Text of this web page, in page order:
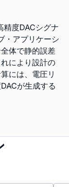
度DACシグナ
・アプリケーシ
体で静的誤差
により設計の
には、電圧リ
が生成する